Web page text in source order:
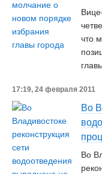
что
17:19, 24 февраля 2011
Во
Во